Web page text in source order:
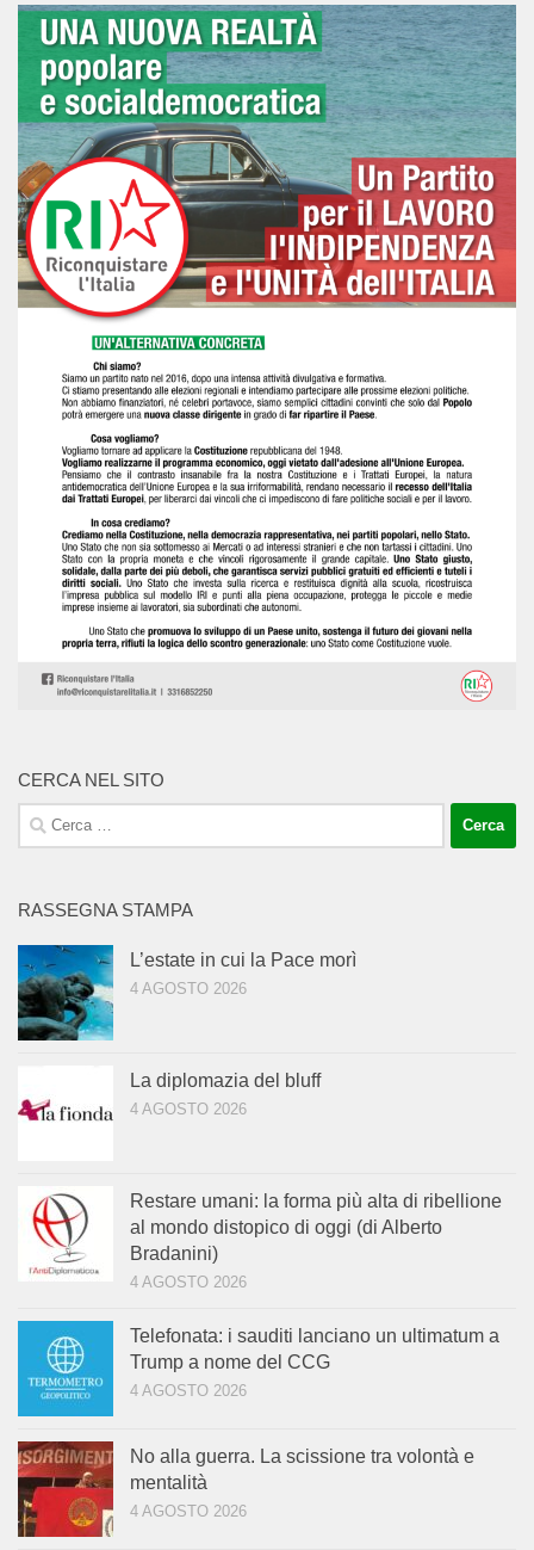
CERCA NEL SITO
Ricerca
per:
RASSEGNA STAMPA
L’estate in cui la Pace morì
4 AGOSTO 2026
La diplomazia del bluff
4 AGOSTO 2026
Restare umani: la forma più alta di ribellione
al mondo distopico di oggi (di Alberto
Bradanini)
4 AGOSTO 2026
Telefonata: i sauditi lanciano un ultimatum a
Trump a nome del CCG
4 AGOSTO 2026
No alla guerra. La scissione tra volontà e
mentalità
4 AGOSTO 2026